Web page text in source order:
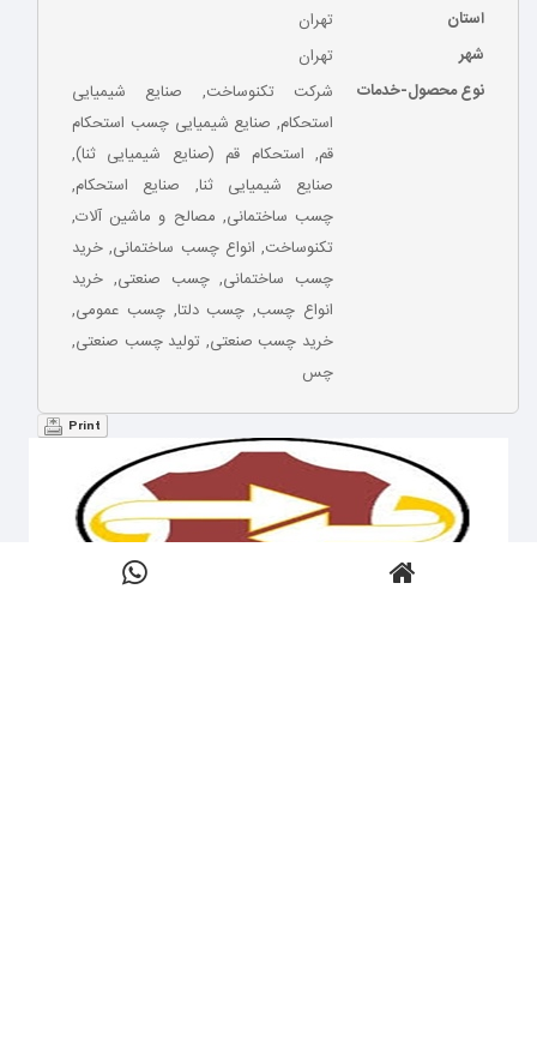
استان
تهران
شهر
تهران
نوع محصول-خدمات
شرکت تکنوساخت, صنایع شیمیایی
استحکام, صنایع شیمیایی چسب استحکام
قم, استحکام قم (صنایع شیمیایی ثنا),
صنایع شیمیایی ثنا, صنایع استحکام,
چسب ساختمانی, مصالح و ماشین آلات,
تکنوساخت, انواع چسب ساختمانی, خرید
چسب ساختمانی, چسب صنعتی, خرید
انواع چسب, چسب دلتا, چسب عمومی,
خرید چسب صنعتی, تولید چسب صنعتی,
چس
Print